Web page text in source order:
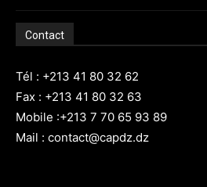
Contact
Tél : +213 41 80 32 62
Fax : +213 41 80 32 63
Mobile :+213 7 70 65 93 89
Mail : contact@capdz.dz